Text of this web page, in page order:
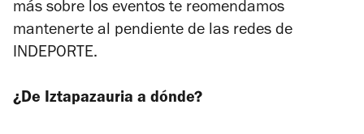
más sobre los eventos te reomendamos
mantenerte al pendiente de las redes de
INDEPORTE.
¿De Iztapazauria a dónde?